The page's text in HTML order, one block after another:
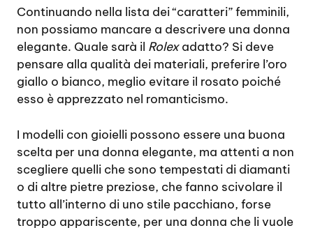
Continuando nella lista dei “caratteri” femminili,
non possiamo mancare a descrivere una donna
elegante. Quale sarà il Rolexadatto? Si deve
pensare alla qualità dei materiali, preferire l’oro
giallo o bianco, meglio evitare il rosato poiché
esso è apprezzato nel romanticismo.
I modelli con gioielli possono essere una buona
scelta per una donna elegante, ma attenti a non
scegliere quelli che sono tempestati di diamanti
o di altre pietre preziose, che fanno scivolare il
tutto all’interno di uno stile pacchiano, forse
troppo appariscente, per una donna che li vuole